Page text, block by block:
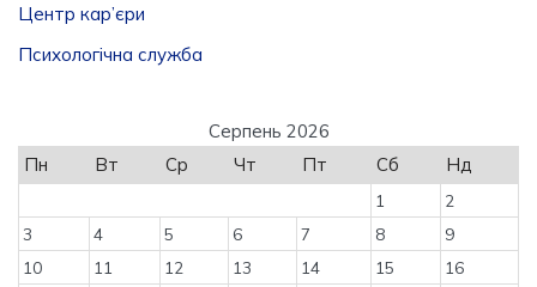
Центр кар’єри
Психологічна служба
Серпень 2026
Пн
Вт Ср Чт Пт Сб Нд
1
2
3
4 5 6 7 8
9
10
11 12 13 14 15
16